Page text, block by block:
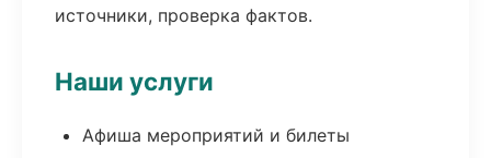
источники, проверка фактов.
Наши услуги
Афиша мероприятий и билеты